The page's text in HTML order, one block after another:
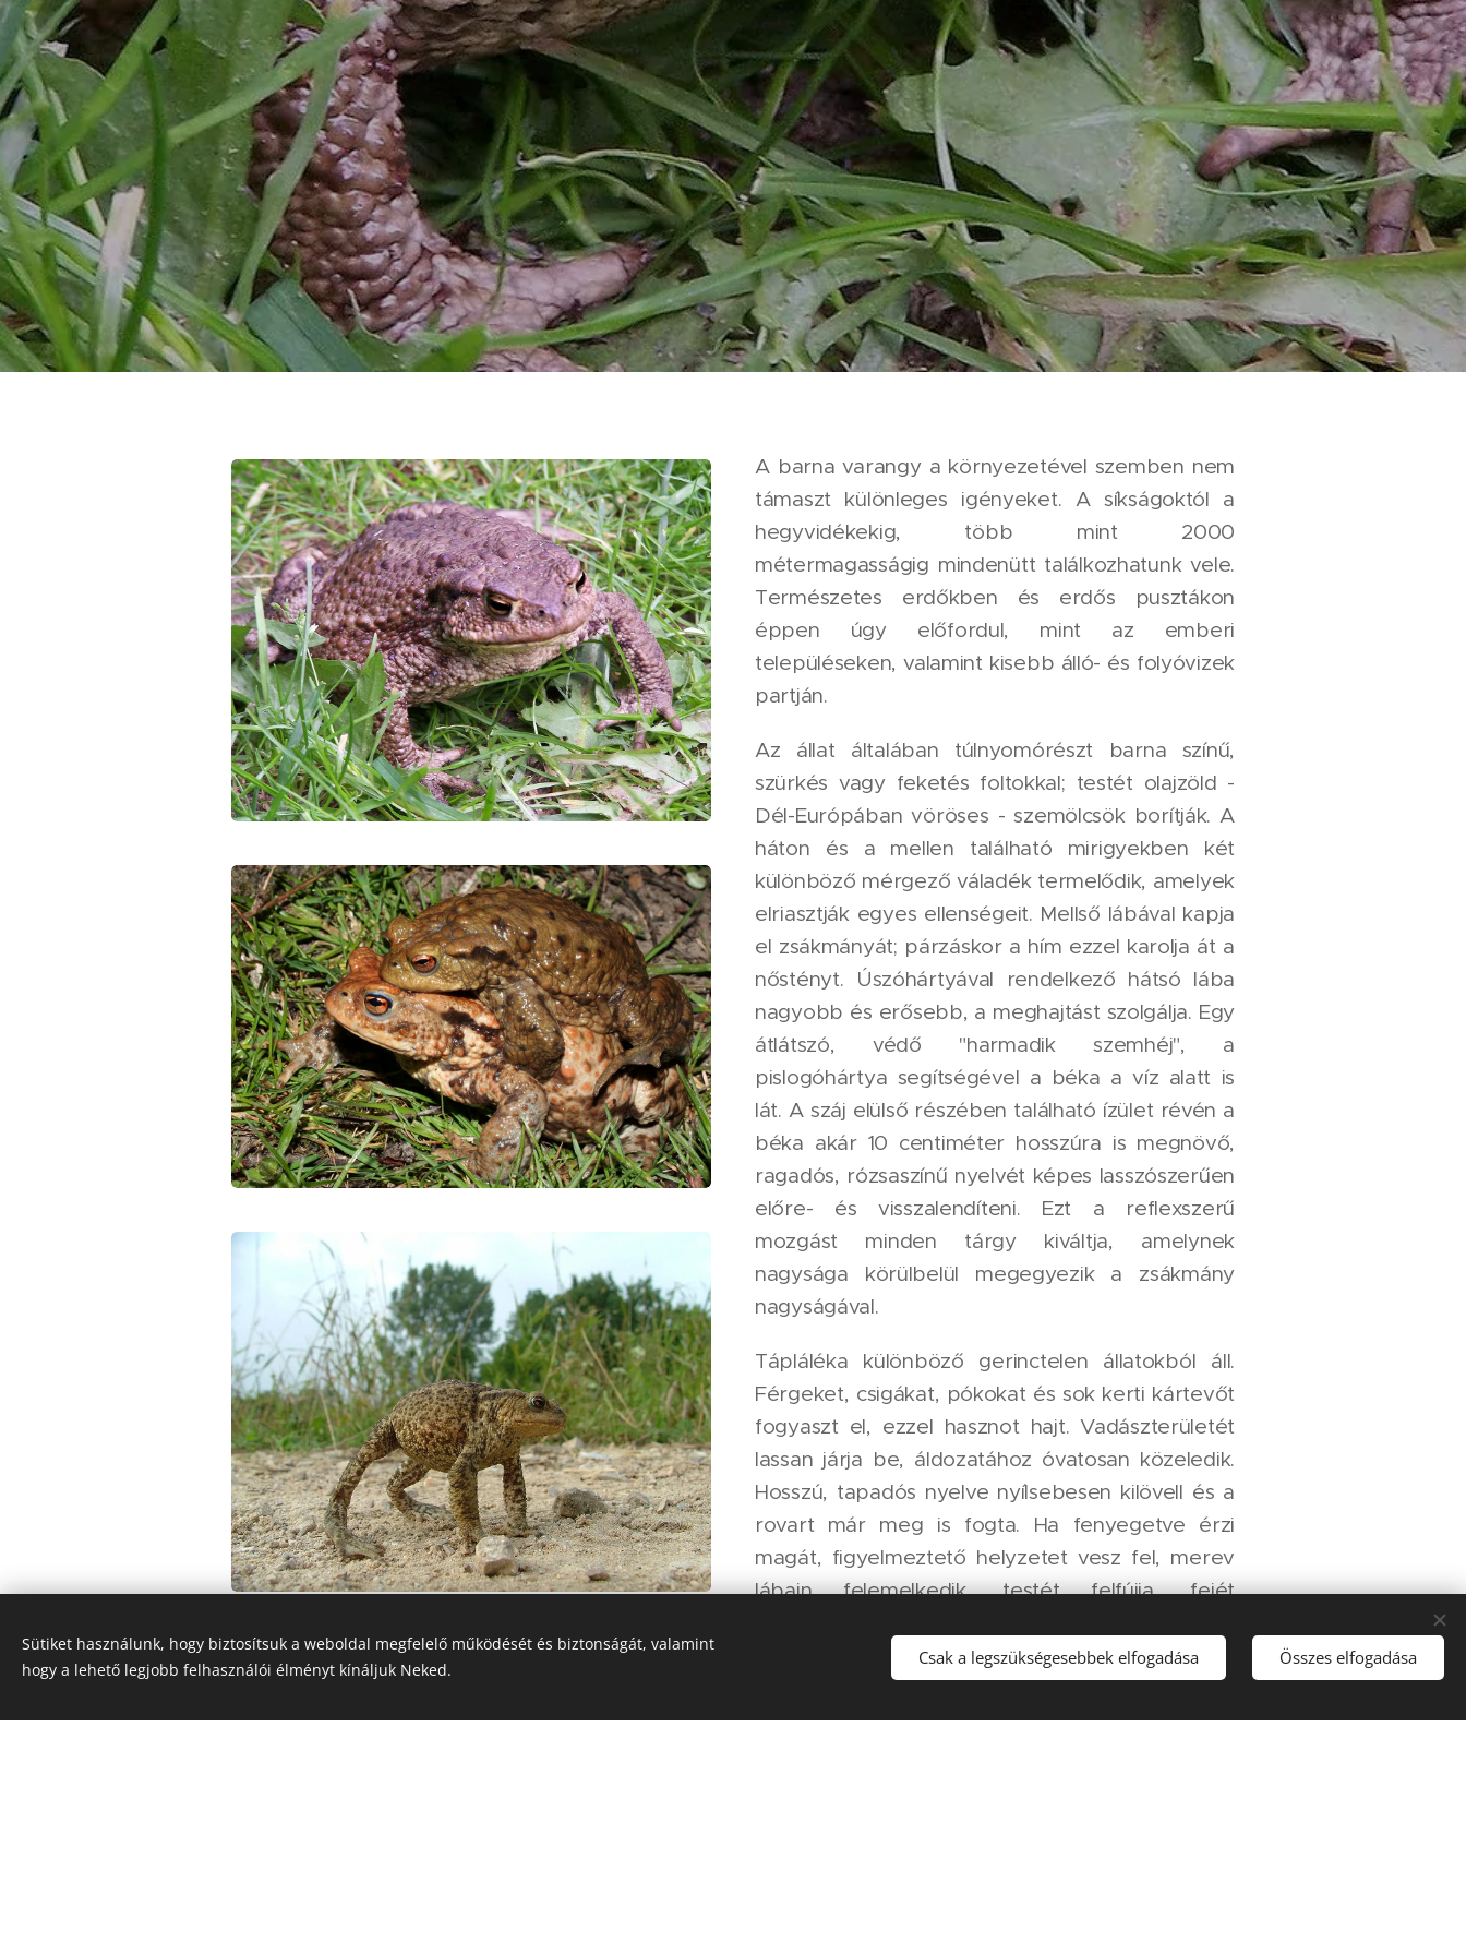
A barna varangy a környezetével szemben nem
támaszt különleges igényeket. A síkságoktól a
hegyvidékekig, több mint 2000
métermagasságig mindenütt találkozhatunk vele.
Természetes erdőkben és erdős pusztákon
éppen úgy előfordul, mint az emberi
településeken, valamint kisebb álló- és folyóvizek
partján.
Az állat általában túlnyomórészt barna színű,
szürkés vagy feketés foltokkal; testét olajzöld -
Dél-Európában vöröses - szemölcsök borítják. A
háton és a mellen található mirigyekben két
különböző mérgező váladék termelődik, amelyek
elriasztják egyes ellenségeit. Mellső lábával kapja
el zsákmányát; párzáskor a hím ezzel karolja át a
nőstényt. Úszóhártyával rendelkező hátsó lába
nagyobb és erősebb, a meghajtást szolgálja. Egy
átlátszó, védő "harmadik szemhéj", a
pislogóhártya segítségével a béka a víz alatt is
lát. A száj elülső részében található ízület révén a
béka akár 10 centiméter hosszúra is megnövő,
ragadós, rózsaszínű nyelvét képes lasszószerűen
előre- és visszalendíteni. Ezt a reflexszerű
mozgást minden tárgy kiváltja, amelynek
nagysága körülbelül megegyezik a zsákmány
nagyságával.
Tápláléka különböző gerinctelen állatokból áll.
Férgeket, csigákat, pókokat és sok kerti kártevőt
fogyaszt el, ezzel hasznot hajt. Vadászterületét
lassan járja be, áldozatához óvatosan közeledik.
Hosszú, tapadós nyelve nyílsebesen kilövell és a
rovart már meg is fogta. Ha fenyegetve érzi
magát, figyelmeztető helyzetet vesz fel, merev
lábain felemelkedik, testét felfújja, fejét
az ijesztő trükkel gyakran megmenekül,
ellensége nem meri megtámadni. A barna
varangy 30-40 évig is élhet. Szeptember végén
Sütiket használunk, hogy biztosítsuk a weboldal megfelelő működését és biztonságát, valamint
hogy a lehető legjobb felhasználói élményt kínáljuk Neked.
Csak a legszükségesebbek elfogadása Összes elfogadása